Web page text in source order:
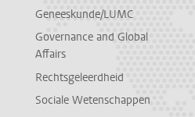
Geneeskunde/LUMC
Governance and Global
Affairs
Rechtsgeleerdheid
Sociale Wetenschappen